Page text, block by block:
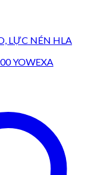
LỰC NÉN HLA